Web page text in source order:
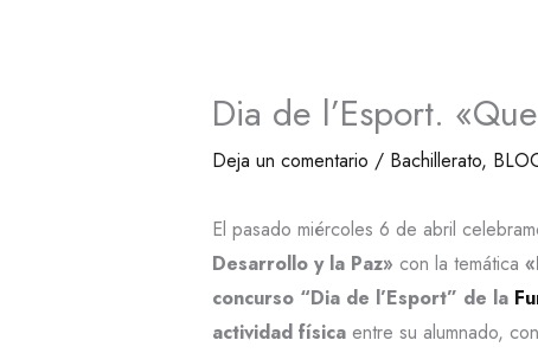
Dia de l’Esport.
Deja un comentario / Bachillerato,
El pasado miércoles 6 de abril
Desarrollo y la Paz» con la temática
concurso “Dia de l’Esport” de la
actividad física entre su alumnado, con